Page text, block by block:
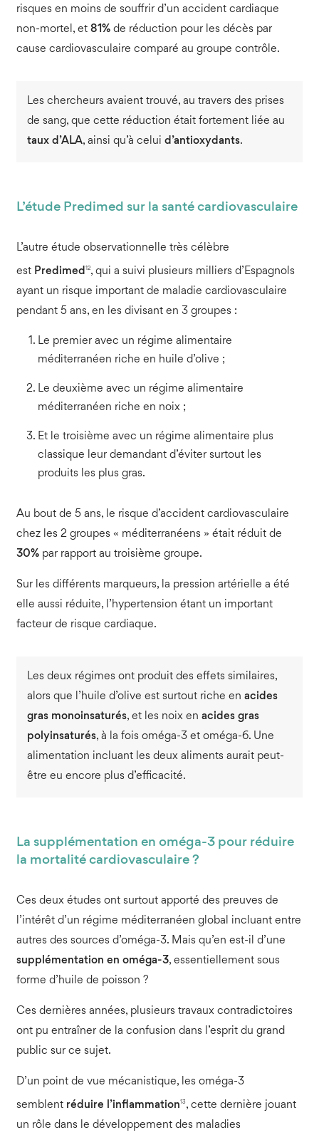
risques en moins de souffrir d’un accident cardiaque
non-mortel, et 81%de réduction pour les décès par
cause cardiovasculaire comparé au groupe contrôle.
Les chercheurs avaient trouvé, au travers des prises
de sang, que cette réduction était fortement liée au
taux d’ALA, ainsi qu’à celui d’antioxydants.
L’étude Predimed sur la santé cardiovasculaire
L’autre étude observationnelle très célèbre
est Predimed12, qui a suivi plusieurs milliers d’Espagnols
ayant un risque important de maladie cardiovasculaire
pendant 5 ans, en les divisant en 3 groupes :
Le premier avec un régime alimentaire
méditerranéen riche en huile d’olive ;
Le deuxième avec un régime alimentaire
méditerranéen riche en noix ;
Et le troisième avec un régime alimentaire plus
classique leur demandant d’éviter surtout les
produits les plus gras.
Au bout de 5 ans, le risque d’accident cardiovasculaire
chez les 2 groupes « méditerranéens » était réduit de
30%par rapport au troisième groupe.
Sur les différents marqueurs, la pression artérielle a été
elle aussi réduite, l’hypertension étant un important
facteur de risque cardiaque.
Les deux régimes ont produit des effets similaires,
alors que l’huile d’olive est surtout riche en acides
gras monoinsaturés, et les noix en acides gras
polyinsaturés, à la fois oméga-3 et oméga-6. Une
alimentation incluant les deux aliments aurait peut-
être eu encore plus d’efficacité.
La supplémentation en oméga-3 pour réduire
la mortalité cardiovasculaire ?
Ces deux études ont surtout apporté des preuves de
l’intérêt d’un régime méditerranéen global incluant entre
autres des sources d’oméga-3. Mais qu’en est-il d’une
supplémentation en oméga-3, essentiellement sous
forme d’huile de poisson ?
Ces dernières années, plusieurs travaux contradictoires
ont pu entraîner de la confusion dans l’esprit du grand
public sur ce sujet.
D’un point de vue mécanistique, les oméga-3
semblent réduire l’inflammation13 , cette dernière jouant
un rôle dans le développement des maladies